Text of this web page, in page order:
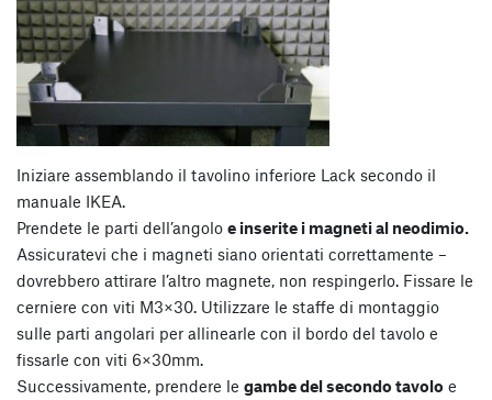
Iniziare assemblando il tavolino inferiore Lack secondo il
manuale IKEA.
Prendete le parti dell’angolo e inserite i magneti al neodimio.
Assicuratevi che i magneti siano orientati correttamente –
dovrebbero attirare l’altro magnete, non respingerlo. Fissare le
cerniere con viti M3×30. Utilizzare le staffe di montaggio
sulle parti angolari per allinearle con il bordo del tavolo e
fissarle con viti 6×30mm.
Successivamente, prendere le gambe del secondo tavolo e